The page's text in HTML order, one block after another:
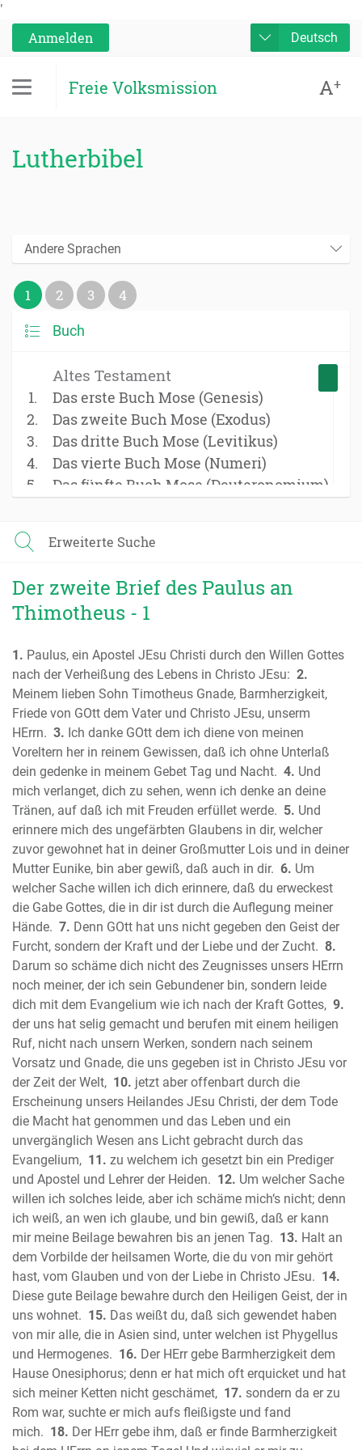
'
Anmelden
Deutsch
Freie Volksmission A+
Lutherbibel
Andere Sprachen
1 2 3 4
Buch
Altes Testament
Das erste Buch Mose (Genesis)
Das zweite Buch Mose (Exodus)
Das dritte Buch Mose (Levitikus)
Das vierte Buch Mose (Numeri)
Das fünfte Buch Mose (Deuteronomium)
Das Buch Ruth
Das zweite Buch Samuel
Das erste Buch der Könige
Das erste Buch der Chronik
Das zweite Buch der Chronik
Das Buch Esra
Das Buch Nehemia
Das Buch Ester
Das Buch Hiob (Ijob)
Der Psalter
Die Sprüche Salomos (Sprichwörter)
Der Prediger Salomo (Kohelet)
Das Hohelied Salomos
Der Prophet Jesaja
Der Prophet Jeremia
Die Klagelieder Jeremias
Der Prophet Hesekiel (Ezechiel)
Der Prophet Daniel
Der Prophet Hosea
Der Prophet Joel
Der Prophet Amos
Der Prophet Obadja
Der Prophet Jona
Der Prophet Micha
Der Prophet Nahum
Der Prophet Habakuk
Der Prophet Zephanja
Der Prophet Haggai
Der Prophet Sacharja
Der Prophet Maleachi
Neues Testament
Das Evangelium nach Matthäus
Das Evangelium nach Markus
Das Evangelium nach Lukas
Das Evangelium nach Johannes
Die Apostelgeschichte des Lukas
Der Brief des Paulus an die Römer
Der erste Brief des Paulus an die
Korinther
Erweiterte Suche
Der zweite Brief des Paulus an
Thimotheus - 1
1. Paulus, ein Apostel JEsu Christi durch den Willen Gottes
nach der Verheißung des Lebens in Christo JEsu: 2.
Meinem lieben Sohn Timotheus Gnade, Barmherzigkeit,
Friede von GOtt dem Vater und Christo JEsu, unserm
HErrn. 3. Ich danke GOtt dem ich diene von meinen
Voreltern her in reinem Gewissen, daß ich ohne Unterlaß
dein gedenke in meinem Gebet Tag und Nacht. 4. Und
mich verlanget, dich zu sehen, wenn ich denke an deine
Tränen, auf daß ich mit Freuden erfüllet werde. 5. Und
erinnere mich des ungefärbten Glaubens in dir, welcher
zuvor gewohnet hat in deiner Großmutter Lois und in deiner
Mutter Eunike, bin aber gewiß, daß auch in dir. 6. Um
welcher Sache willen ich dich erinnere, daß du erweckest
die Gabe Gottes, die in dir ist durch die Auflegung meiner
Hände. 7. Denn GOtt hat uns nicht gegeben den Geist der
Furcht, sondern der Kraft und der Liebe und der Zucht. 8.
Darum so schäme dich nicht des Zeugnisses unsers HErrn
noch meiner, der ich sein Gebundener bin, sondern leide
dich mit dem Evangelium wie ich nach der Kraft Gottes, 9.
der uns hat selig gemacht und berufen mit einem heiligen
Ruf, nicht nach unsern Werken, sondern nach seinem
Vorsatz und Gnade, die uns gegeben ist in Christo JEsu vor
der Zeit der Welt, 10. jetzt aber offenbart durch die
Erscheinung unsers Heilandes JEsu Christi, der dem Tode
die Macht hat genommen und das Leben und ein
unvergänglich Wesen ans Licht gebracht durch das
Evangelium, 11. zu welchem ich gesetzt bin ein Prediger
und Apostel und Lehrer der Heiden. 12. Um welcher Sache
willen ich solches leide, aber ich schäme mich‘s nicht; denn
ich weiß, an wen ich glaube, und bin gewiß, daß er kann
mir meine Beilage bewahren bis an jenen Tag. 13. Halt an
dem Vorbilde der heilsamen Worte, die du von mir gehört
hast, vom Glauben und von der Liebe in Christo JEsu. 14.
Diese gute Beilage bewahre durch den Heiligen Geist, der in
uns wohnet. 15. Das weißt du, daß sich gewendet haben
von mir alle, die in Asien sind, unter welchen ist Phygellus
und Hermogenes. 16. Der HErr gebe Barmherzigkeit dem
Hause Onesiphorus; denn er hat mich oft erquicket und hat
sich meiner Ketten nicht geschämet, 17. sondern da er zu
Rom war, suchte er mich aufs fleißigste und fand
mich. 18. Der HErr gebe ihm, daß er finde Barmherzigkeit